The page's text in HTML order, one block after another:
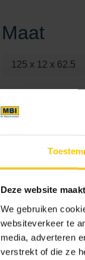
Deze website
We gebruiken
websiteverkeer te
media, adverteren
verstrekt of die ze
Maat
125 x 12 x 62.5
Kleur
Standaard